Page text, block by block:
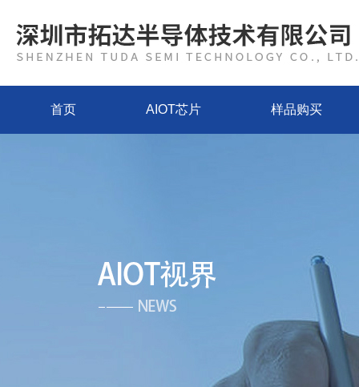
首页 AIOT芯片 样品购买